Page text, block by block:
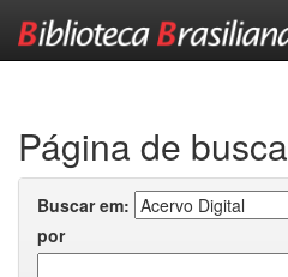
Página de busca
Buscar em:
por